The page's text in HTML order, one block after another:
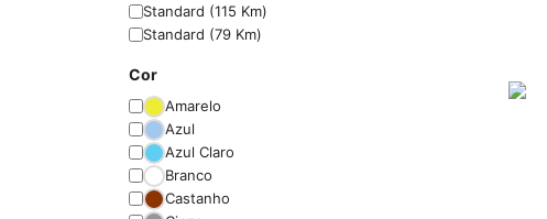
Standard (115 Km)
Standard (79 Km)
Cor
Amarelo
Azul
Azul Claro
Branco
Castanho